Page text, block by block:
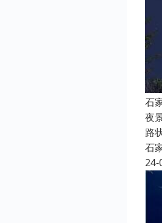
石
夜
路
石
24-